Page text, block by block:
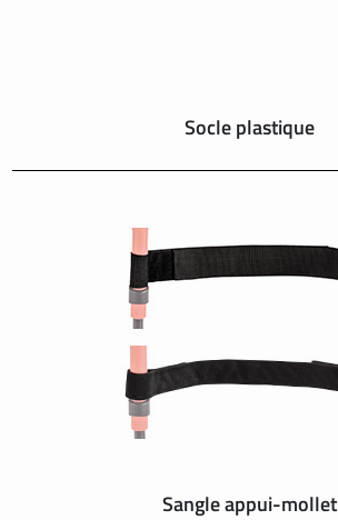
Socle plastique
Sangle appui-mollet